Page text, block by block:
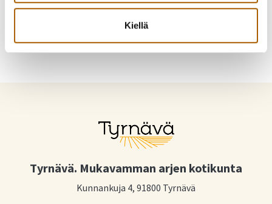
Kiellä
Jaa WhatsAppilla Jaa sähköpostilla
Tyrnävä. Mukavamman arjen kotikunta
Kunnankuja 4, 91800 Tyrnävä